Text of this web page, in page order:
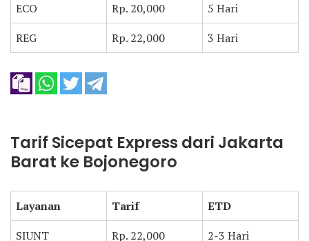
ECO
Rp. 20,000
5 Hari
REG
Rp. 22,000 3 Hari
Tarif Sicepat Express dari Jakarta
Barat ke Bojonegoro
Layanan Tarif
ETD
SIUNT
Rp. 22,000
2-3 Hari